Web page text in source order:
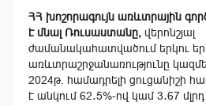
ՀՀ խոշորագույն առևտրային
է մնալ Ռուսաստանը, վերոնշյալ
ժամանակահատվածում երկու
առևտրաշրջանառությունը կազմել
2024թ. համադրելի ցուցանիշի
է անկում 62․5%-ով կամ 3․67 մլրդ